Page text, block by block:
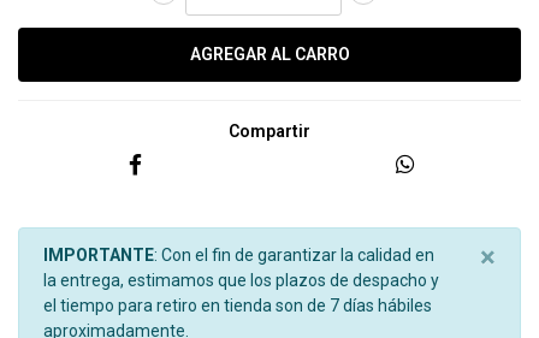
Compartir
IMPORTANTE: Con el fin de garantizar la calidad en
la entrega, estimamos que los plazos de despacho y
el tiempo para retiro en tienda son de 7 días hábiles
aproximadamente.
×